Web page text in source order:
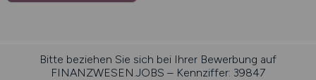
Bitte beziehen Sie sich bei Ihrer Bewerbung auf
FINANZWESEN.JOBS – Kennziffer: 39847